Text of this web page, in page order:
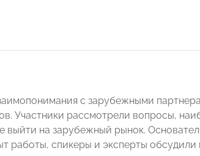
с зарубежными
Участники рассмотрели вопросы,
на зарубежный рынок.
работы, спикеры и эксперты